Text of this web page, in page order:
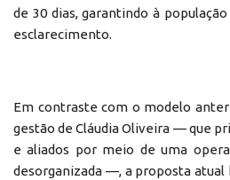
de 30 dias, garantindo à
esclarecimento.
Em contraste com o modelo
gestão de Cláudia Oliveira — que
e aliados por meio de uma
desorganizada —, a proposta atual